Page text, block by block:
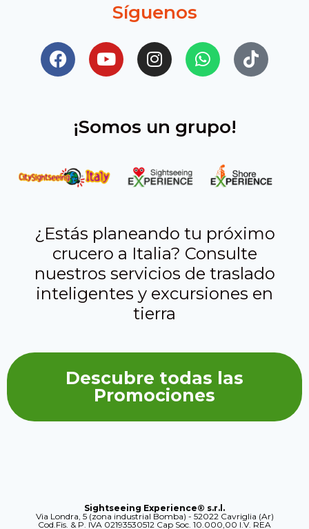
Síguenos
¡Somos un grupo!
¿Estás planeando tu próximo
crucero a Italia? Consulte
nuestros servicios de traslado
inteligentes y excursiones en
tierra
Descubre todas las
Promociones
Sightseeing Experience® s.r.l.
Via Londra, 5 (zona industrial Bomba) - 52022 Cavriglia (Ar)
Cod.Fis. & P. IVA 02193530512 Cap Soc. 10.000,00 I.V. REA